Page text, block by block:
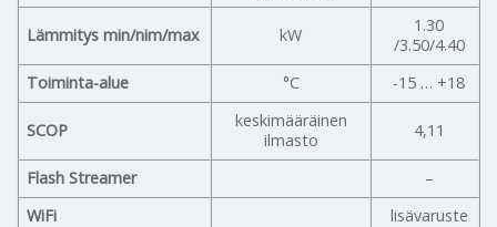
Lämmitys min/nim/max kW
1.30
/3.50/4.40
Toiminta-alue
°C -15 … +18
SCOP
keskimääräinen
ilmasto
4,11
Flash Streamer
–
WiFi
lisävaruste